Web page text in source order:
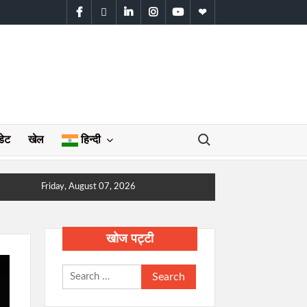
facebooktwitterlinkedininstagramyoutubeWhatsApp
खेल हिन्दी
Search for:
Friday, August 07, 2026
खोज पट्टी
Search
for: